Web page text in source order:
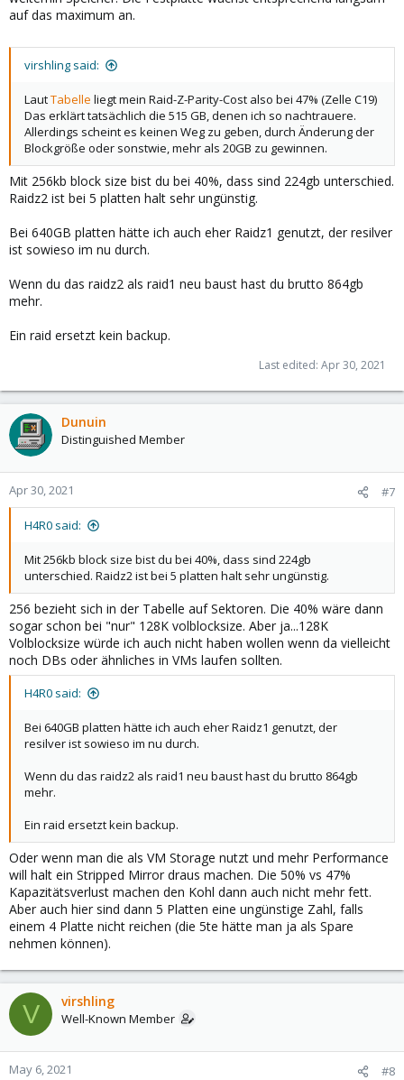
auf das maximum an.
virshling said:
LautTabelle liegt mein Raid-Z-Parity-Cost also bei 47% (Zelle C19)
Das erklärt tatsächlich die 515 GB, denen ich so nachtrauere.
Allerdings scheint es keinen Weg zu geben, durch Änderung der
Blockgröße oder sonstwie, mehr als 20GB zu gewinnen.
Mit 256kb block size bist du bei 40%, dass sind 224gb unterschied.
Raidz2 ist bei 5 platten halt sehr ungünstig.
Bei 640GB platten hätte ich auch eher Raidz1 genutzt, der resilver
ist sowieso im nu durch.
Wenn du das raidz2 als raid1 neu baust hast du brutto 864gb
mehr.
Ein raid ersetzt kein backup.
Last edited: Apr 30, 2021
Dunuin
Distinguished Member
Apr 30, 2021 #7
H4R0 said:
Mit 256kb block size bist du bei 40%, dass sind 224gb
unterschied. Raidz2 ist bei 5 platten halt sehr ungünstig.
256 bezieht sich in der Tabelle auf Sektoren. Die 40% wäre dann
sogar schon bei "nur" 128K volblocksize. Aber ja...128K
Volblocksize würde ich auch nicht haben wollen wenn da vielleicht
noch DBs oder ähnliches in VMs laufen sollten.
H4R0 said:
Bei 640GB platten hätte ich auch eher Raidz1 genutzt, der
resilver ist sowieso im nu durch.
Wenn du das raidz2 als raid1 neu baust hast du brutto 864gb
mehr.
Ein raid ersetzt kein backup.
Oder wenn man die als VM Storage nutzt und mehr Performance
will halt ein Stripped Mirror draus machen. Die 50% vs 47%
Kapazitätsverlust machen den Kohl dann auch nicht mehr fett.
Aber auch hier sind dann 5 Platten eine ungünstige Zahl, falls
einem 4 Platte nicht reichen (die 5te hätte man ja als Spare
nehmen können).
V virshling
Well-Known Member
May 6, 2021 #8